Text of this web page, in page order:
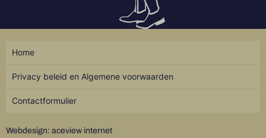
Webdesign: aceview internet
Home
Privacy beleid en Algemene voorwaarden
Contactformulier